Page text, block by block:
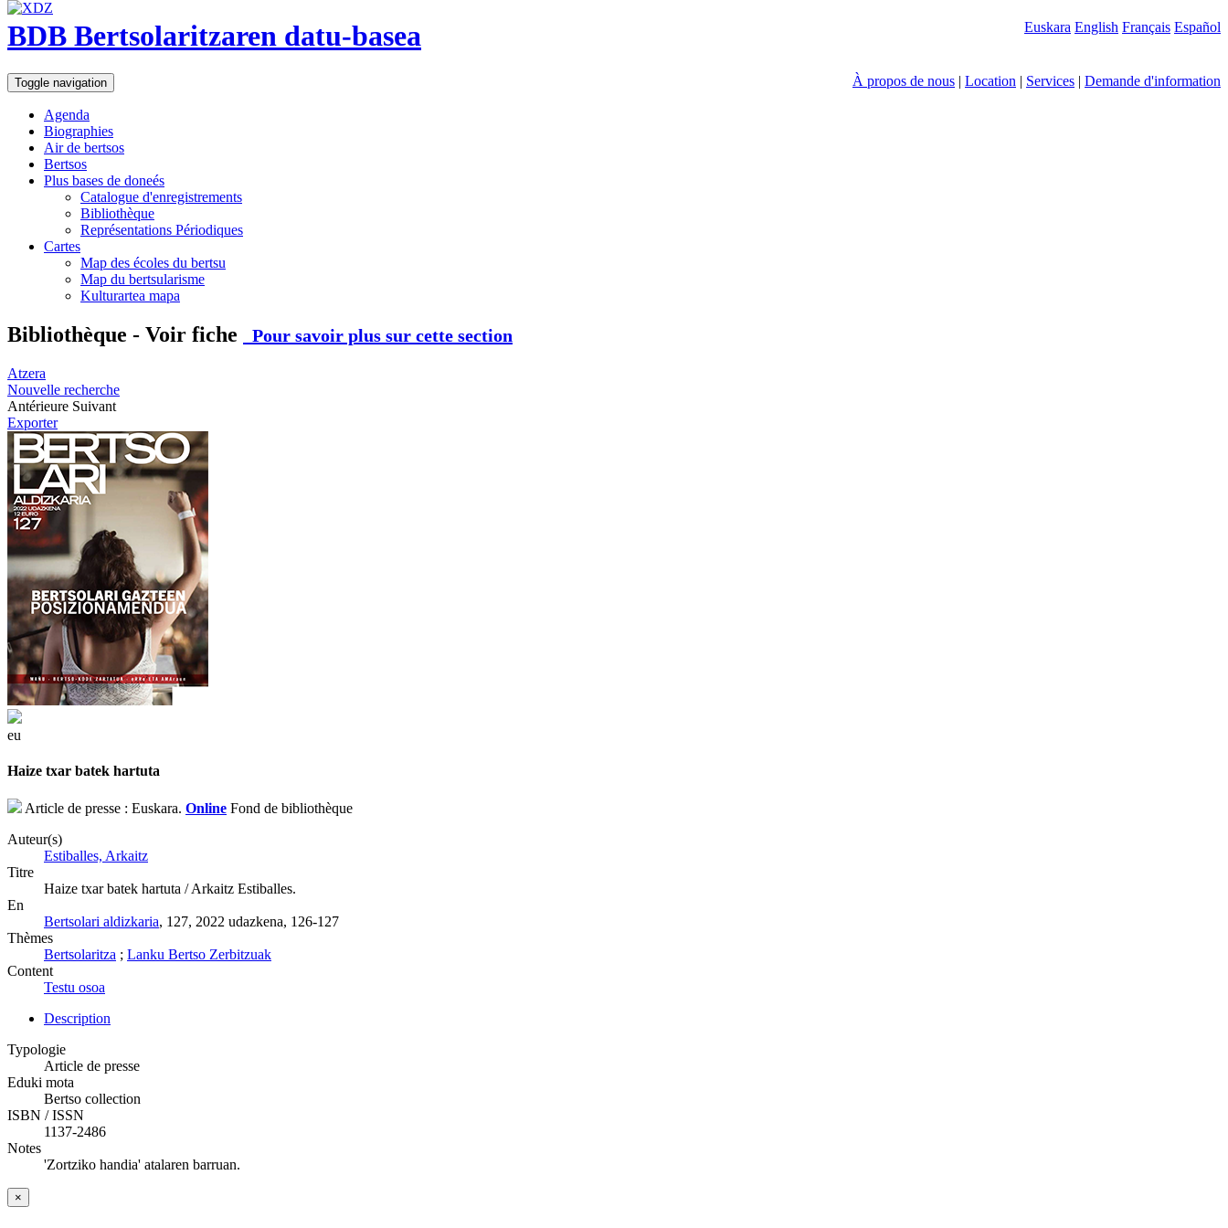
Euskara English Français Español
BDB Bertsolaritzaren datu-basea
À propos de nous | Location | Services | Demande d'information
Toggle navigation
Agenda
Biographies
Air de bertsos
Bertsos
Plus bases de doneés
Catalogue d'enregistrements
Bibliothèque
Représentations Périodiques
Cartes
Map des écoles du bertsu
Map du bertsularisme
Kulturartea mapa
Bibliothèque - Voir fiche Pour savoir plus sur cette section
Atzera
Nouvelle recherche
Antérieure Suivant
Exporter
eu
Haize txar batek hartuta
Article de presse : Euskara. Online Fond de bibliothèque
Auteur(s)
Estiballes, Arkaitz
Titre
Haize txar batek hartuta / Arkaitz Estiballes.
En
Bertsolari aldizkaria, 127, 2022 udazkena, 126-127
Thèmes
Bertsolaritza ; Lanku Bertso Zerbitzuak
Content
Testu osoa
Description
Typologie
Article de presse
Eduki mota
Bertso collection
ISBN / ISSN
1137-2486
Notes
'Zortziko handia' atalaren barruan.
×